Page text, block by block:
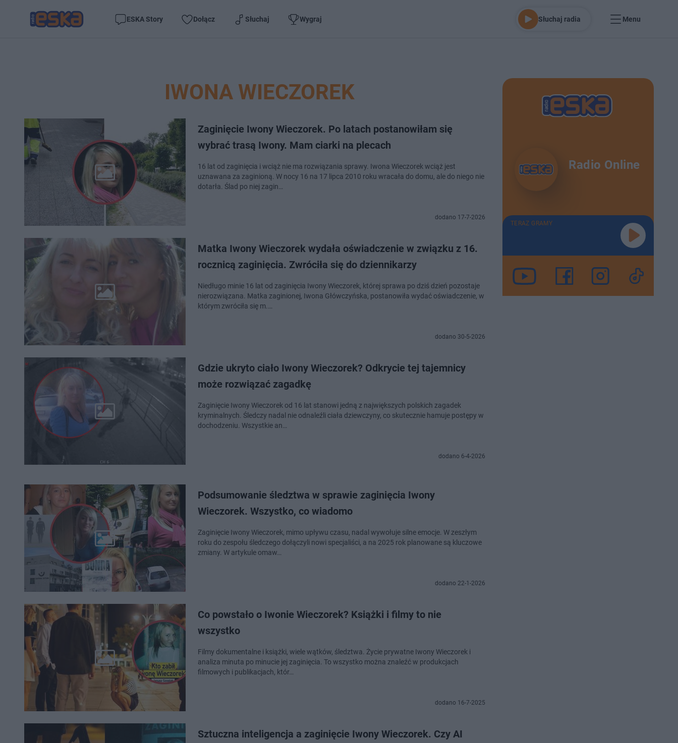
ESKA Story Dołącz Słuchaj Wygraj Słuchaj radia Menu
IWONA WIECZOREK
Zaginięcie Iwony Wieczorek. Po latach postanowiłam się
wybrać trasą Iwony. Mam ciarki na plecach
16 lat od zaginięcia i wciąż nie ma rozwiązania sprawy. Iwona Wieczorek wciąż jest
uznawana za zaginioną. W nocy 16 na 17 lipca 2010 roku wracała do domu, ale do niego nie
dotarła. Ślad po niej zagin…
dodano 17-7-2026
Matka Iwony Wieczorek wydała oświadczenie w związku z 16.
rocznicą zaginięcia. Zwróciła się do dziennikarzy
Niedługo minie 16 lat od zaginięcia Iwony Wieczorek, której sprawa po dziś dzień pozostaje
nierozwiązana. Matka zaginionej, Iwona Główczyńska, postanowiła wydać oświadczenie, w
którym zwróciła się m.…
dodano 30-5-2026
Gdzie ukryto ciało Iwony Wieczorek? Odkrycie tej tajemnicy
może rozwiązać zagadkę
Zaginięcie Iwony Wieczorek od 16 lat stanowi jedną z największych polskich zagadek
kryminalnych. Śledczy nadal nie odnaleźli ciała dziewczyny, co skutecznie hamuje postępy w
dochodzeniu. Wszystkie an…
dodano 6-4-2026
Podsumowanie śledztwa w sprawie zaginięcia Iwony
Wieczorek. Wszystko, co wiadomo
Zaginięcie Iwony Wieczorek, mimo upływu czasu, nadal wywołuje silne emocje. W zeszłym
roku do zespołu śledczego dołączyli nowi specjaliści, a na 2025 rok planowane są kluczowe
zmiany. W artykule omaw…
dodano 22-1-2026
Co powstało o Iwonie Wieczorek? Książki i filmy to nie
wszystko
Filmy dokumentalne i książki, wiele wątków, śledztwa. Życie prywatne Iwony Wieczorek i
analiza minuta po minucie jej zaginięcia. To wszystko można znaleźć w produkcjach
filmowych i publikacjach, któr…
dodano 16-7-2025
Sztuczna inteligencja a zaginięcie Iwony Wieczorek. Czy AI
Radio Online
TERAZ GRAMY